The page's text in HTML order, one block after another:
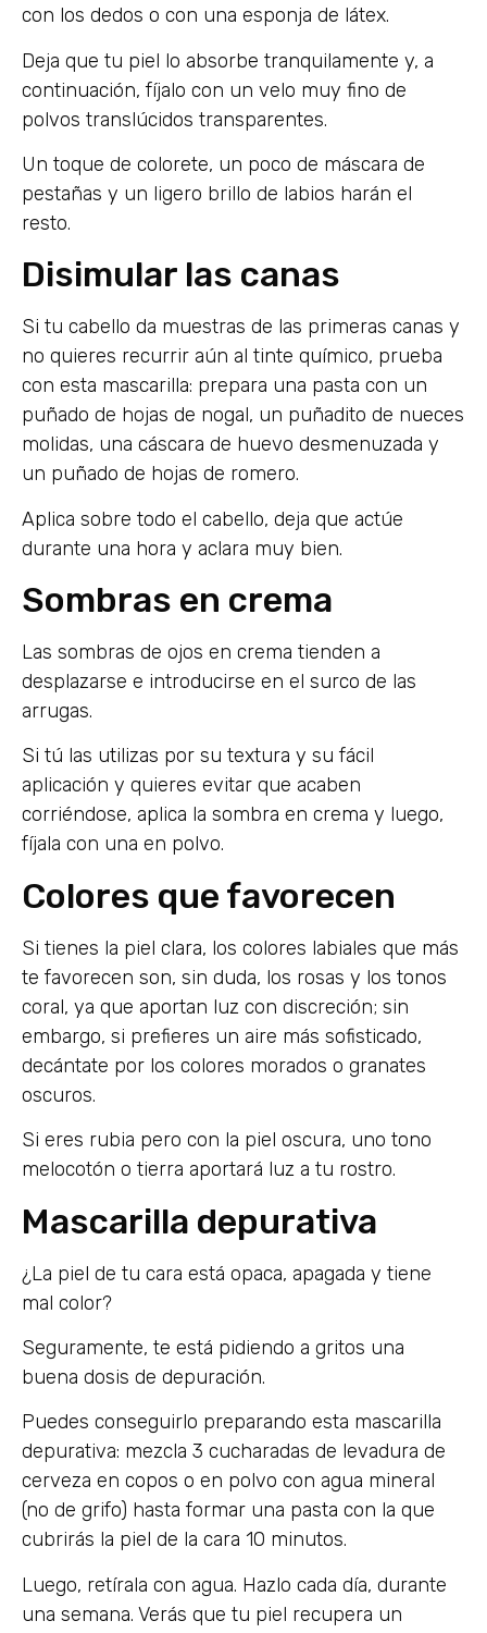
con los dedos o con una esponja de látex.
Deja que tu piel lo absorbe tranquilamente y, a
continuación, fíjalo con un velo muy fino de
polvos translúcidos transparentes.
Un toque de colorete, un poco de máscara de
pestañas y un ligero brillo de labios harán el
resto.
Disimular las canas
Si tu cabello da muestras de las primeras canas y
no quieres recurrir aún al tinte químico, prueba
con esta mascarilla: prepara una pasta con un
puñado de hojas de nogal, un puñadito de nueces
molidas, una cáscara de huevo desmenuzada y
un puñado de hojas de romero.
Aplica sobre todo el cabello, deja que actúe
durante una hora y aclara muy bien.
Sombras en crema
Las sombras de ojos en crema tienden a
desplazarse e introducirse en el surco de las
arrugas.
Si tú las utilizas por su textura y su fácil
aplicación y quieres evitar que acaben
corriéndose, aplica la sombra en crema y luego,
fíjala con una en polvo.
Colores que favorecen
Si tienes la piel clara, los colores labiales que más
te favorecen son, sin duda, los rosas y los tonos
coral, ya que aportan luz con discreción; sin
embargo, si prefieres un aire más sofisticado,
decántate por los colores morados o granates
oscuros.
Si eres rubia pero con la piel oscura, uno tono
melocotón o tierra aportará luz a tu rostro.
Mascarilla depurativa
¿La piel de tu cara está opaca, apagada y tiene
mal color?
Seguramente, te está pidiendo a gritos una
buena dosis de depuración.
Puedes conseguirlo preparando esta mascarilla
depurativa: mezcla 3 cucharadas de levadura de
cerveza en copos o en polvo con agua mineral
(no de grifo) hasta formar una pasta con la que
cubrirás la piel de la cara 10 minutos.
Luego, retírala con agua. Hazlo cada día, durante
una semana. Verás que tu piel recupera un